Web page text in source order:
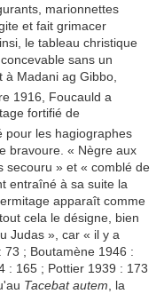
marionnettes
et fait grimacer
le tableau christique
sans un
Madani ag Gibbo,
1916, Foucauld a
fortifié de
pour les hagiographes
bravoure. « Nègre aux
secouru » et « comblé de
entraîné à sa suite la
apparaît comme
cela le désigne, bien
Judas », car « il y a
; Boutamène 1946 :
: 165 ; Pottier 1939 : 173
Tacebat autem , la